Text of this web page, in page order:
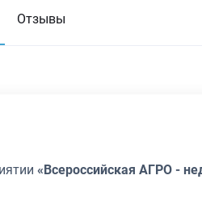
Отзывы
«Всероссийская АГРО -